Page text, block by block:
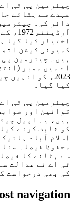
چیئرمین پی ٹی
عہدے سے ہٹائے
دائر کی۔
اختیار کیا گیا
کمیونی کیشن
2023ء کو
کیا گیا۔
چیئرمین پی ٹی
قوانین اور
ہیں، یہ اپیل
کو ثابت کرنے
اسلام آباد
محفوظ فیصلہ
سے ہٹانے کا
ٹی اے نے عدالت
کی بھی درخواست
navigation